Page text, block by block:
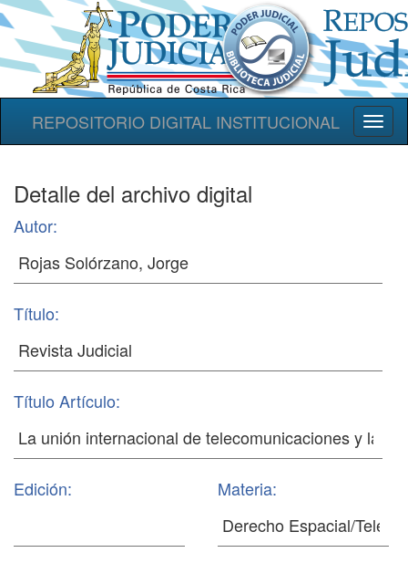
REPOSITORIO DIGITAL INSTITUCIONAL
Detalle del archivo digital
Autor:
Título:
Título Artículo:
Edición: Materia: